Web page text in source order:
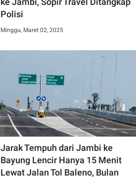
Polisi
Minggu, Maret 02, 2025
Jarak Tempuh dari Jambi ke
Bayung Lencir Hanya 15 Menit
Lewat Jalan Tol Baleno, Bulan